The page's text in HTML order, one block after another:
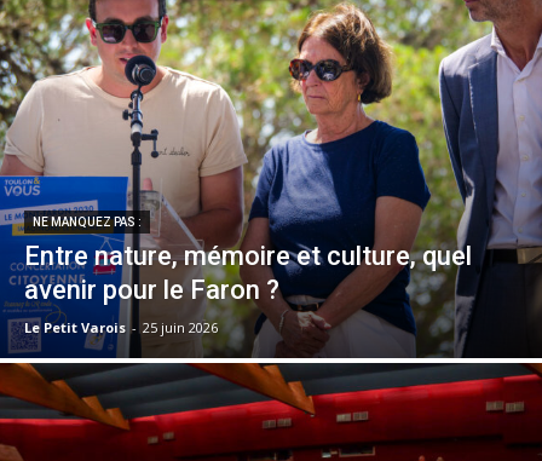
NE MANQUEZ PAS :
Entre nature, mémoire et culture, quel
avenir pour le Faron ?
Le Petit Varois - 25 juin 2026